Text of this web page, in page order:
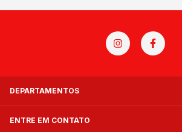
DEPARTAMENTOS
ENTRE EM CONTATO